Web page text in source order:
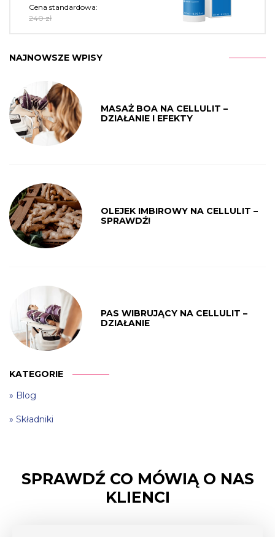
Cena standardowa:
240 zł
NAJNOWSZE WPISY
MASAŻ BOA NA CELLULIT –
DZIAŁANIE I EFEKTY
OLEJEK IMBIROWY NA CELLULIT –
SPRAWDŹ!
PAS WIBRUJĄCY NA CELLULIT –
DZIAŁANIE
KATEGORIE
Blog
Składniki
SPRAWDŹ CO MÓWIĄ O NAS
KLIENCI